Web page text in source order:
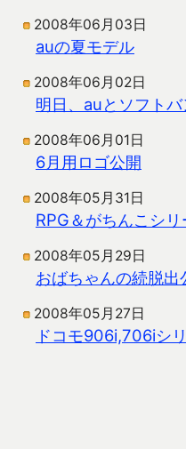
2008年06月03日
auの夏モデル
2008年06月02日
明日、auとソフト
2008年06月01日
6月用ロゴ公開
2008年05月31日
RPG＆がちんこシリ
2008年05月29日
おばちゃんの続脱出
2008年05月27日
ドコモ906i,706iシ